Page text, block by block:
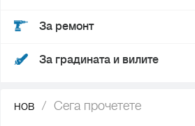
За ремонт
За градината и вилите
нов / Сега прочетете